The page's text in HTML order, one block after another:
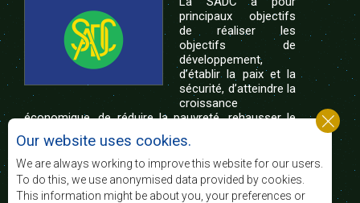
principaux objectifs
de réaliser les
objectifs de
développement,
d’établir la paix et la
sécurité, d’atteindre la
croissance
économique, de réduire la pauvreté, rehausser le
niveau et la qualité de vie du peuple de l’Afrique
australe et d’appuyer les défavorisés sociaux par le
biais de l’intégration régionale, de principes
démocratiques consolidés et d’un développement
équitable et durable.
Our website uses cookies.
We are always working to improve this website for our users.
To do this, we use anonymised data provided by cookies.
This information might be about you, your preferences or